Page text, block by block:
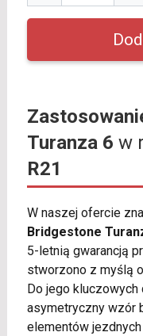
Turanza 6 w
R21
W naszej ofercie
Bridgestone
5-letnią gwarancją
stworzono z myślą
Do jego
asymetryczny wzór
elementów